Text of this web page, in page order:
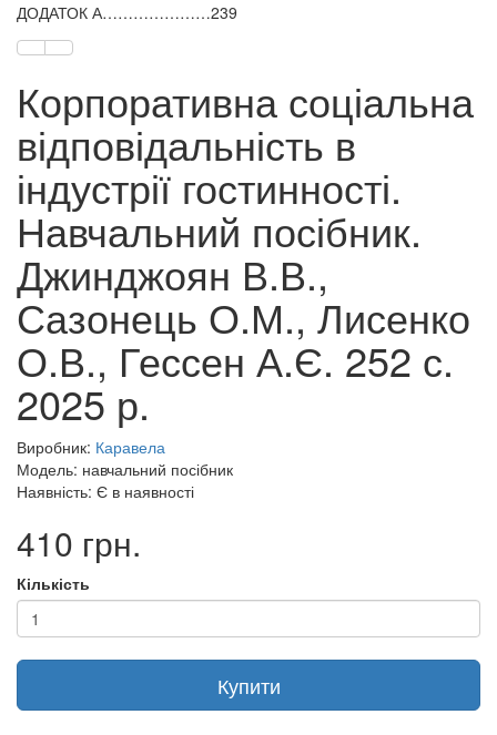
ДОДАТОК А…………………239
Корпоративна соціальна
відповідальність в
індустрії гостинності.
Навчальний посібник.
Джинджоян В.В.,
Сазонець О.М., Лисенко
О.В., Гессен А.Є. 252 с.
2025 р.
Виробник: Каравела
Модель: навчальний посібник
Наявність: Є в наявності
410 грн.
Кількість
Купити